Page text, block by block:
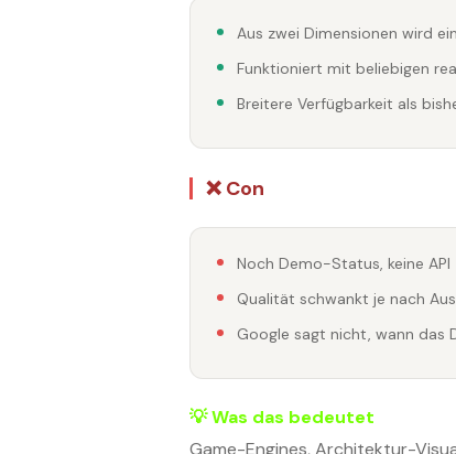
Aus zwei Dimensionen wird
Funktioniert mit beliebigen
Breitere Verfügbarkeit als
❌ Con
Noch Demo-Status, keine API
Qualität schwankt je nach
Google sagt nicht, wann das
💡 Was das bedeutet